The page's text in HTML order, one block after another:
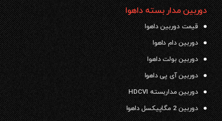
دوربین مدار بسته داهوا
قیمت دوربین داهوا
دوربین دام داهوا
دوربین بولت داهوا
دوربین آی پی داهوا
دوربین مداربسته HDCVI
دوربین 2 مگاپیکسل داهوا